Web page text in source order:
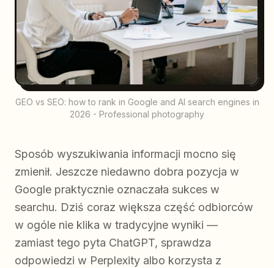
GEO vs SEO: how to rank in Google and AI search engines in
2026 - Professional photography
Sposób wyszukiwania informacji mocno się
zmienił. Jeszcze niedawno dobra pozycja w
Google praktycznie oznaczała sukces w
searchu. Dziś coraz większa część odbiorców
w ogóle nie klika w tradycyjne wyniki —
zamiast tego pyta ChatGPT, sprawdza
odpowiedzi w Perplexity albo korzysta z